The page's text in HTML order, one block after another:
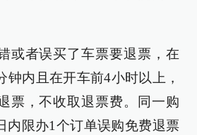
或者误买了车票要退票，在
钟内且在开车前4小时以上，
票，不收取退票费。同一购
内限办1个订单误购免费退票